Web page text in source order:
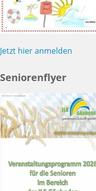
Jetzt hier anmelden
Seniorenflyer